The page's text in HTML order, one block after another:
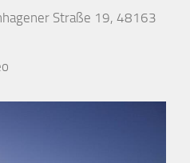
Straße 19, 48163